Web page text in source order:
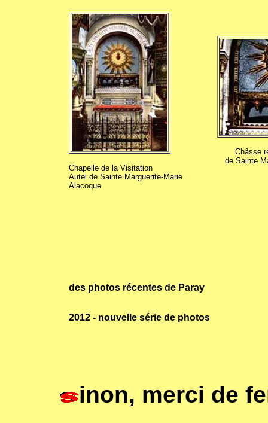
Chapelle de la Visitation
Autel de Sainte Marguerite-Marie
Alacoque
Châsse
de Sainte
des photos récentes de Paray
2012 - nouvelle série de photos
inon, merci de